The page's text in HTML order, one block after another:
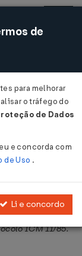
Acessar
06/1987
ICM 11/85.
de
para melhorar
o tráfego do
de Dados
e concorda com
de Uso .
Li e concordo